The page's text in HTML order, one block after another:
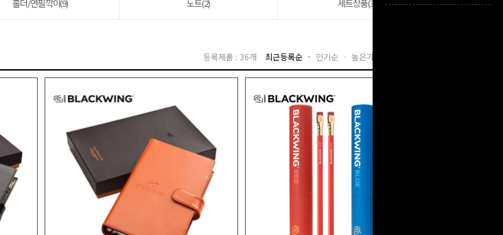
홀더/연필깍이(9) 노트(2) 세트상품(3)
등록제품 : 36개 최근등록순 · 인기순 · 높은가격순 ·